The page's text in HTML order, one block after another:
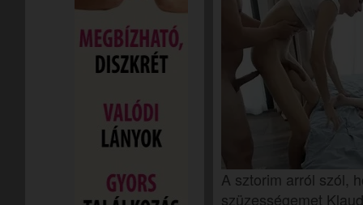
A sztorim arról szól,
szüzességemet